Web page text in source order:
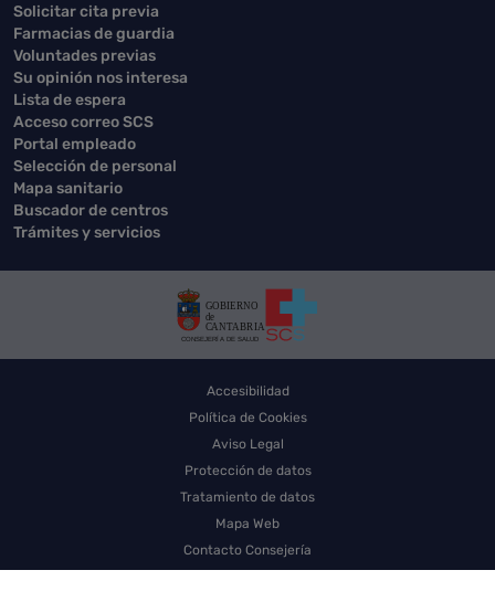
Solicitar cita previa
Farmacias de guardia
Voluntades previas
Su opinión nos interesa
Lista de espera
Acceso correo SCS
Portal empleado
Selección de personal
Mapa sanitario
Buscador de centros
Trámites y servicios
Accesibilidad
Política de Cookies
Aviso Legal
Protección de datos
Tratamiento de datos
Mapa Web
Contacto Consejería